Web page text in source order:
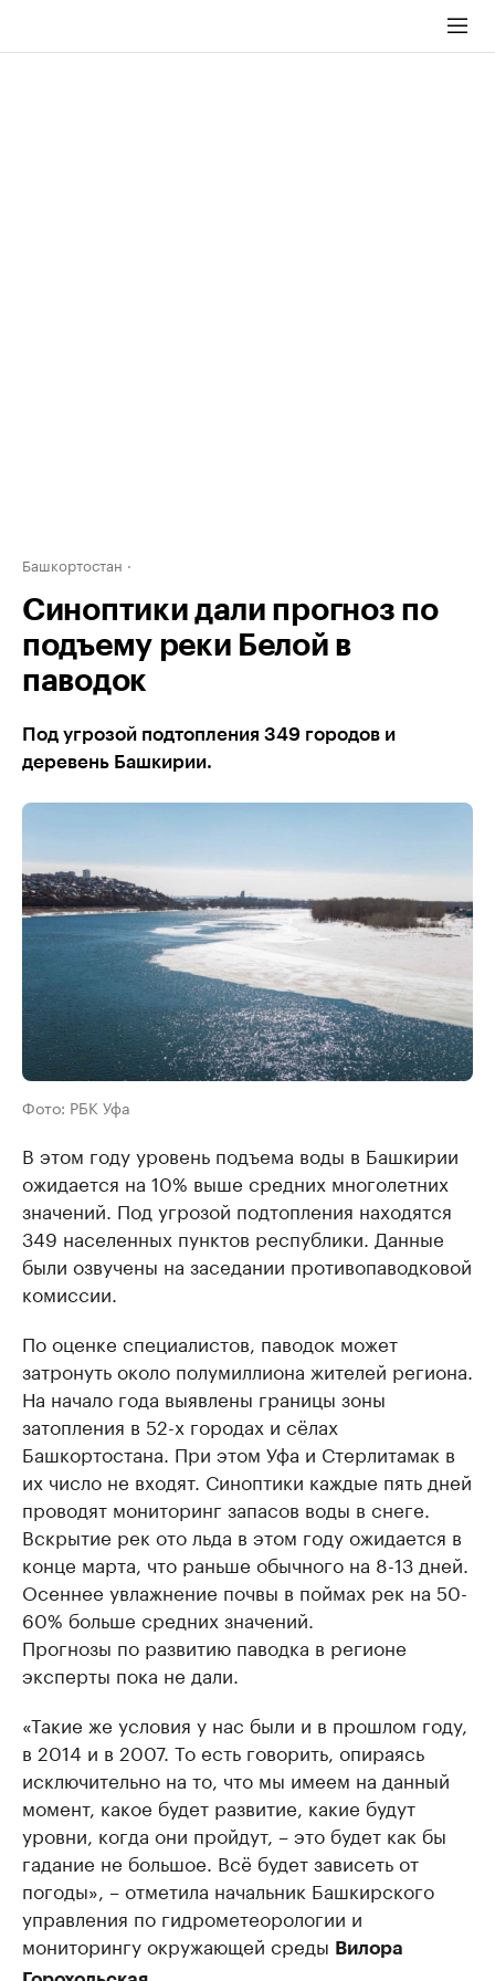
Башкортостан
Синоптики дали прогноз по
подъему реки Белой в
паводок
Под угрозой подтопления 349 городов и
деревень Башкирии.
Фото: РБК Уфа
В этом году уровень подъема воды в Башкирии
ожидается на 10% выше средних многолетних
значений. Под угрозой подтопления находятся
349 населенных пунктов республики. Данные
были озвучены на заседании противопаводковой
комиссии.
По оценке специалистов, паводок может
затронуть около полумиллиона жителей региона.
На начало года выявлены границы зоны
затопления в 52-х городах и сёлах
Башкортостана. При этом Уфа и Стерлитамак в
их число не входят. Синоптики каждые пять дней
проводят мониторинг запасов воды в снеге.
Вскрытие рек ото льда в этом году ожидается в
конце марта, что раньше обычного на 8-13 дней.
Осеннее увлажнение почвы в поймах рек на 50-
60% больше средних значений.
Прогнозы по развитию паводка в регионе
эксперты пока не дали.
«Такие же условия у нас были и в прошлом году,
в 2014 и в 2007. То есть говорить, опираясь
исключительно на то, что мы имеем на данный
момент, какое будет развитие, какие будут
уровни, когда они пройдут, – это будет как бы
гадание не большое. Всё будет зависеть от
погоды», – отметила начальник Башкирского
управления по гидрометеорологии и
мониторингу окружающей среды Вилора